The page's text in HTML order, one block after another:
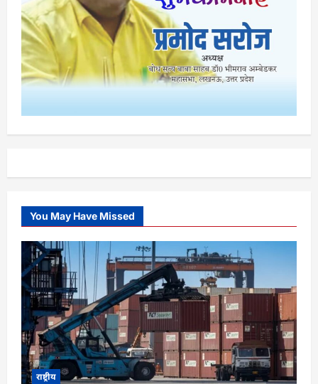
You May Have Missed
राष्ट्रीय